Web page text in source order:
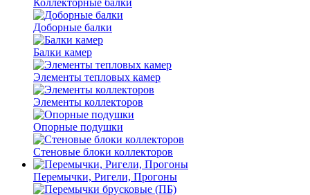
Коллекторные балки
Доборные балки
Балки камер
Элементы тепловых камер
Элементы коллекторов
Опорные подушки
Стеновые блоки коллекторов
Перемычки, Ригели, Прогоны